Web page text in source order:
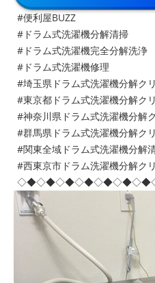
#便利屋BUZZ
#ドラム式洗濯機分解清掃
#ドラム式洗濯機完全分解洗浄
#ドラム式洗濯機修理
#埼玉県ドラム式洗濯機分解ク
#東京都ドラム式洗濯機分解ク
#神奈川県ドラム式洗濯機分解
#群馬県ドラム式洗濯機分解ク
#関東全域ドラム式洗濯機分解
#西東京市ドラム洗濯機分解ク